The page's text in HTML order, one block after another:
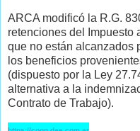
ARCA modificó la R.G.
retenciones del Impuesto
que no están alcanzados
los beneficios
(dispuesto por la Ley
alternativa a la
Contrato de Trabajo).